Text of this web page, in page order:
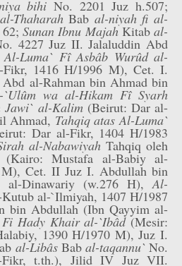
bihi No. 2201 Juz h.507;
al-ThaharahBab al-niyah fi al-
62;Sunan Ibnu MajahKitabal-
4227 Juz II. Jalaluddin Abd
Al-Luma` Fî Asbâb Wurûd al-
1416 H/1996 M), Cet. I.
al-Rahman bin Ahmad bin
wa al-Hikam Fî Syarh
Jawi` al-Kalim (Beirut: Dar al-
Ahmad, Tahqiq atas Al-Luma`
Dar al-Fikr, 1404 H/1983
al-NabawiyahTahqiq oleh
Mustafa al-Babiy al-
Cet. II Juz I. Abdullah bin
al-Dinawariy (w.276 H),Al-
al-`Ilmiyah, 1407 H/1987
bin Abdullah (Ibn Qayyim al-
Hady Khair al-`Ibâd(Mesir:
1390 H/1970 M), Juz I.
al-LibâsBab al-taqannu` No.
Fikr, t.th.), Jilid IV Juz VII.